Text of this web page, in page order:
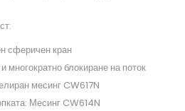
сферичен кран
многократно блокиране на поток
месинг CW617N
Месинг CW614N